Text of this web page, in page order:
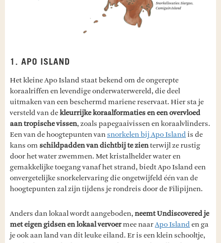
1. APO ISLAND
Het kleine Apo Island staat bekend om de ongerepte
koraalriffen en levendige onderwaterwereld, die deel
uitmaken van een beschermd mariene reservaat. Hier sta je
versteld van dekleurrijke koraalformaties en een overvloed
aan tropische vissen, zoals papegaaivissen en koraalvlinders.
Een van de hoogtepunten vansnorkelen bij Apo Islandis de
kans om schildpadden van dichtbij te zienterwijl ze rustig
door het water zwemmen. Met kristalhelder water en
gemakkelijke toegang vanaf het strand, biedt Apo Island een
onvergetelijke snorkelervaring die ongetwijfeld één van de
hoogtepunten zal zijn tijdens je rondreis door de Filipijnen.
Anders dan lokaal wordt aangeboden, neemt Undiscovered je
met eigen gidsen en lokaal vervoermee naarApo Islanden ga
je ook aan land van dit leuke eiland. Er is een klein schooltje,